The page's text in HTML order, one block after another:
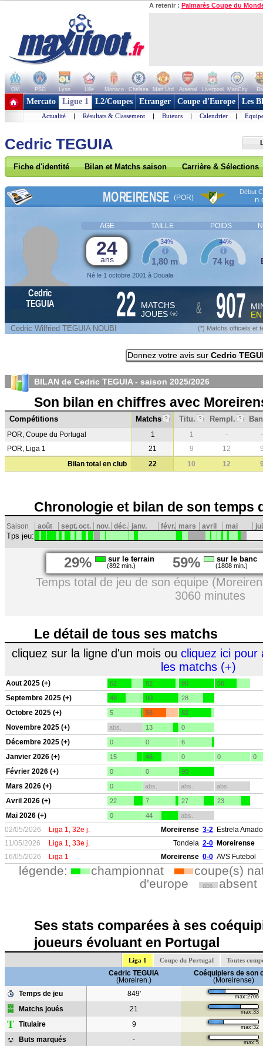
A retenir : Palmarès Coupe du
OM PSG Lyon Lille Monaco Chelsea Man Utd Arsenal Liverpool ManCity
+ de clubs
Mercato Ligue 1 L2/Coupes Etranger Coupe d'Europe Les
Actualité | Résultats & Classement | Buteurs | Calendrier |
Cedric TEGUIA
Fiche d'identité Bilan et Matchs saison Carrière & Sélections
MOREIRENSE (POR)
Début
AGE TAILLE POIDS
24
ans
Né le 1 octobre 2001 à Douala
1,80 m
34%
74 kg
44%
Cedric
TEGUIA
22 MATCHS
JOUES (*) & 907
Cedric Wilfried TEGUIA NOUBI (*) Matchs officiels et
Donnez votre avis sur Cedric
BILAN de Cedric TEGUIA - saison 2025/2026
Son bilan en chiffres avec
Compétitions Matchs ? Titu. ? Rempl. ?
POR, Coupe du Portugal 1 1 -
-
POR, Liga 1
21 9 12
Bilan total en club
22 10 12
Chronologie et bilan de son temps
Saison août sept.oct. nov. déc. janv. févr. mars avril mai
Tps jeu:
29% sur le terrain
(892 min.) 59% sur le banc
(1808 min.)
Temps total de jeu de son équipe
3060 minutes
Le détail de tous ses matchs
cliquez sur la ligne d'un mois ou cliquez ici pour
les matchs (+)
Aout 2025 (+) 62 82 90 56
Septembre 2025 (+) 46 90 28
Octobre 2025 (+) 5 58 82
Novembre 2025 (+) abs. 13 0
Décembre 2025 (+) 0 0 6
Janvier 2026 (+) 15 46 0 0 0
Février 2026 (+) 0 0 90
Mars 2026 (+) 0 abs. abs. abs.
Avril 2026 (+) 22 7 27 23
Mai 2026 (+) 0 44 abs.
02/05/2026 Liga 1, 32e j. Moreirense 3-2 Estrela
11/05/2026
Liga 1, 33e j. Tondela 2-0 Moreirense
16/05/2026
Liga 1 Moreirense 0-0 AVS Futebol
légende: championnat
coupe(s)
d'europe
abs. absent
Ses stats comparées à ses
joueurs évoluant en Portugal
Liga 1 Coupe du Portugal Toutes
Cedric TEGUIA
(Moreiren.)
Coéquipiers de son
(Moreirense)
Temps de jeu
849' max:2706
Matchs joués 21 max:33
T Titulaire 9 max:32
Buts marqués - max:5